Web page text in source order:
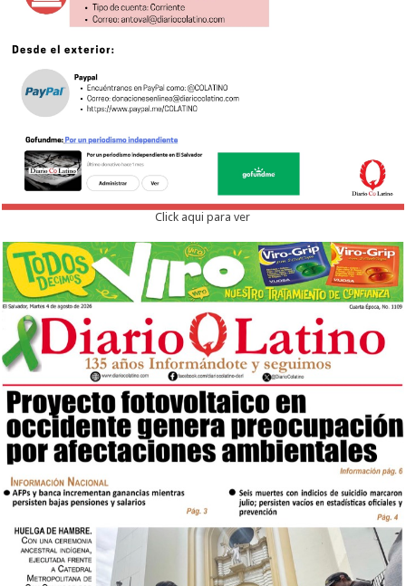
Click aqui para ver